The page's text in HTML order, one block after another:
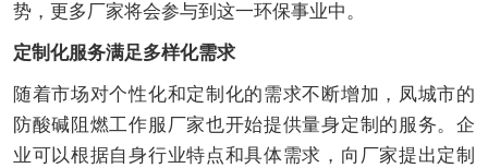
势，更多厂家将会参与到这一环保事业中。
定制化服务满足多样化需求
随着市场对个性化和定制化的需求不断增加，凤城市的
防酸碱阻燃工作服厂家也开始提供量身定制的服务。企
业可以根据自身行业特点和具体需求，向厂家提出定制